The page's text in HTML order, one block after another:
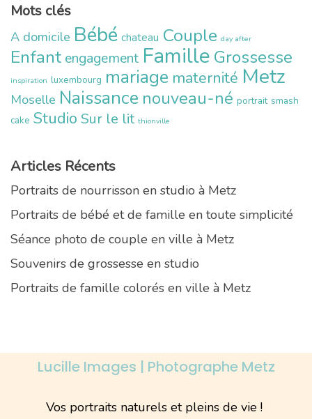
Mots clés
A domicile Bébé chateau Couple day after
Enfant engagement Famille Grossesse
inspiration luxembourg mariage maternité Metz
Moselle Naissance nouveau-né portrait smash
cake Studio Sur le lit thionville
Articles Récents
Portraits de nourrisson en studio à Metz
Portraits de bébé et de famille en toute simplicité
Séance photo de couple en ville à Metz
Souvenirs de grossesse en studio
Portraits de famille colorés en ville à Metz
Lucille Images | Photographe Metz
Vos portraits naturels et pleins de vie !